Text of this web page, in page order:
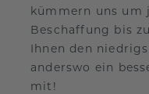
kümmern uns um
Beschaffung bis
Ihnen den
anderswo ein
mit!